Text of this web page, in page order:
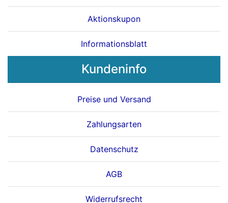
Aktionskupon
Informationsblatt
Kundeninfo
Preise und Versand
Zahlungsarten
Datenschutz
AGB
Widerrufsrecht